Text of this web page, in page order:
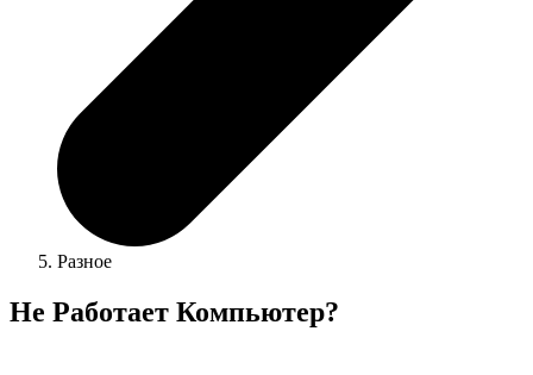
Разное
Не Работает Компьютер?